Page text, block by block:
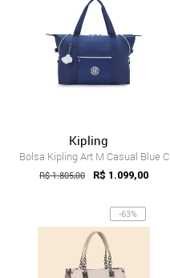
Kipling
Bolsa Kipling Art M Casual Blue C
R$ 1.805,00 R$ 1.099,00
-63%